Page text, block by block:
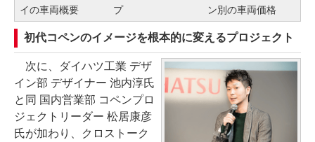
イの車両概要
プ
ン別の車両価格
初代コペンのイメージを根本的に変えるプロジェクト
次に、ダイハツ工業 デザ
イン部 デザイナー 池内淳氏
と同 国内営業部 コペンプロ
ジェクトリーダー 松居康彦
氏が加わり、クロストーク